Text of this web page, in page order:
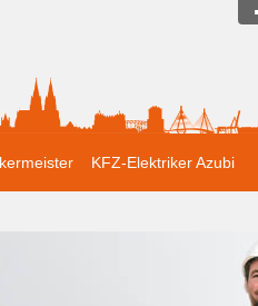
KFZ-Elektriker Azubi